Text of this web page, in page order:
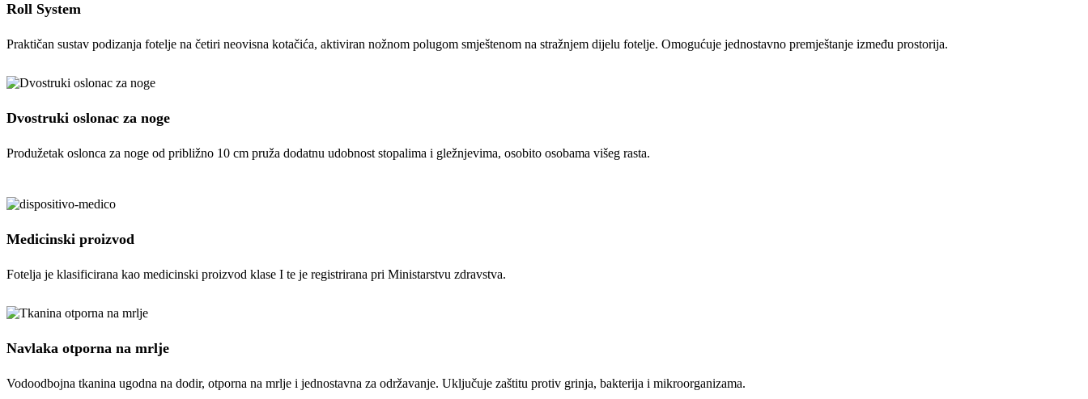
Roll System
Praktičan sustav podizanja fotelje na četiri neovisna kotačića, aktiviran nožnom polugom smještenom na stražnjem dijelu fotelje. Omogućuje jednostavno premještanje između prostorija.
Dvostruki oslonac za noge
Produžetak oslonca za noge od približno 10 cm pruža dodatnu udobnost stopalima i gležnjevima, osobito osobama višeg rasta.
Medicinski proizvod
Fotelja je klasificirana kao medicinski proizvod klase I te je registrirana pri Ministarstvu zdravstva.
Navlaka otporna na mrlje
Vodoodbojna tkanina ugodna na dodir, otporna na mrlje i jednostavna za održavanje. Uključuje zaštitu protiv grinja, bakterija i mikroorganizama.